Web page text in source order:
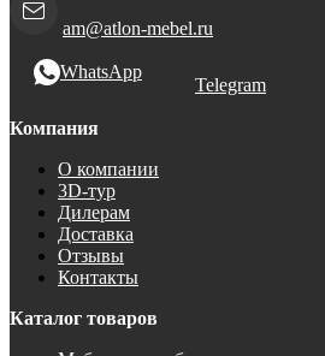
am@atlon-mebel.ru
WhatsApp
Telegram
Компания
О компании
3D-тур
Дилерам
Доставка
Отзывы
Контакты
Каталог товаров